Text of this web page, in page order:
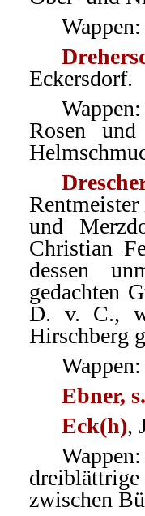
Eckersdorf.
Rosen
und
Christian
dessen
gedachten
D. v. C.,
Hirschberg
Ebner,
Eck(h),
zwischen